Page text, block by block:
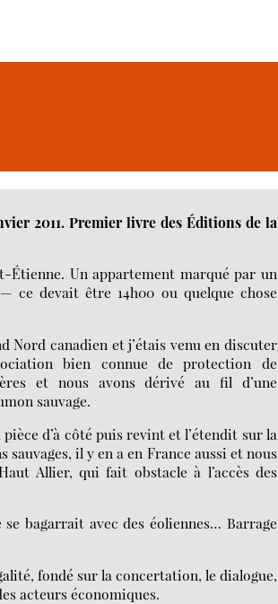
2011. Premier livre des Éditions de la
Étienne. Un appartement marqué par un
ce devait être 14h00 ou quelque chose
Nord canadien et j’étais venu en discuter
bien connue de protection de
et nous avons dérivé au fil d’une
sauvage.
d’à côté puis revint et l’étendit sur la
il y en a en France aussi et nous
Allier, qui fait obstacle à l’accès des
bagarrait avec des éoliennes… Barrage
fondé sur la concertation, le dialogue,
acteurs économiques.